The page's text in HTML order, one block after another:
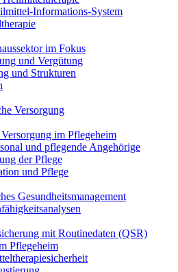
Informations-System
im Fokus
und Vergütung
und Strukturen
Versorgung
im Pflegeheim
und pflegende Angehörige
der Pflege
und Pflege
Gesundheitsmanagement
mit Routinedaten (QSR)
Pflegeheim